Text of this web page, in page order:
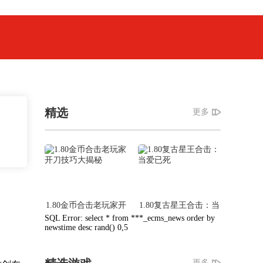
精选 更多
1.80金币合击老玩家开
刀技巧大揭秘
1.80复古星王合击：当
爱已死
SQL Error: select * from ***_ecms_news order by
newstime desc rand() 0,5